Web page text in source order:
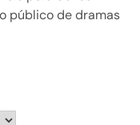
público de dramas